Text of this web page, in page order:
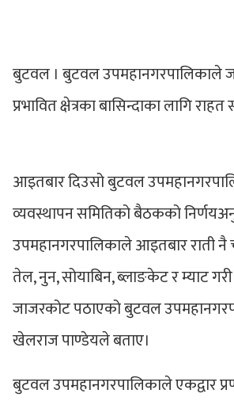
बुटवल । बुटवल उपमहानगरपालिकाले
प्रभावित क्षेत्रका बासिन्दाका लागि
आइतबार दिउसो बुटवल
व्यवस्थापन समितिको बैठकको
उपमहानगरपालिकाले आइतबार राती नै
तेल, नुन, सोयाबिन, ब्लाङकेट र म्याट
जाजरकोट पठाएको बुटवल
खेलराज पाण्डेयले बताए।
बुटवल उपमहानगरपालिकाले एकद्वार